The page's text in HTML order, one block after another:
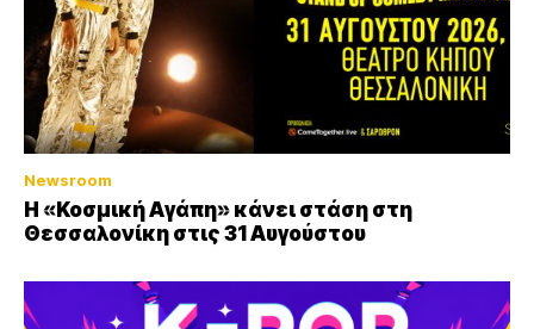
Newsroom
Η «Κοσμική Αγάπη» κάνει στάση στη
Θεσσαλονίκη στις 31 Αυγούστου